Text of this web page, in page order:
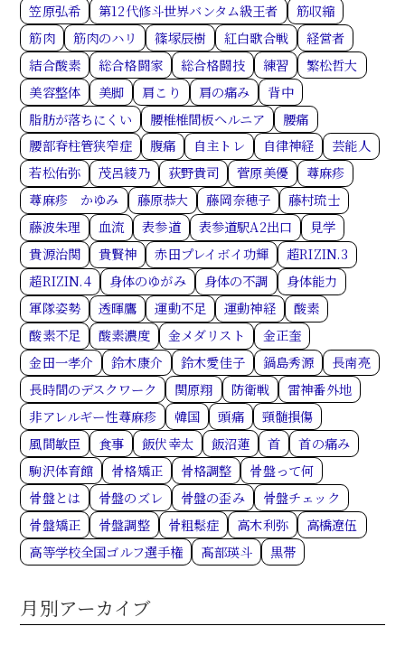
笠原弘希
第12代修斗世界バンタム級王者
筋収縮
筋肉
筋肉のハリ 篠塚辰樹 紅白歌合戦
経営者
結合酸素
総合格闘家 総合格闘技 練習
繁松哲大
美容整体
美脚 肩こり 肩の痛み
背中
脂肪が落ちにくい
腰椎椎間板ヘルニア
腰痛
腰部脊柱管狭窄症
腹痛 自主トレ 自律神経
芸能人
若松佑弥
茂呂綾乃 荻野貴司 菅原美優
蕁麻疹
蕁麻疹 かゆみ
藤原恭大 藤岡奈穂子
藤村琉士
藤波朱理
血流 表参道 表参道駅A2出口
見学
貴源治関
貴賢神 赤田プレイボイ功輝
超RIZIN.3
超RIZIN.4
身体のゆがみ 身体の不調
身体能力
軍隊姿勢
透暉鷹 運動不足 運動神経
酸素
酸素不足
酸素濃度 金メダリスト
金正奎
金田一孝介
鈴木康介 鈴木愛佳子 鍋島秀源
長南亮
長時間のデスクワーク
関原翔 防衛戦
雷神番外地
非アレルギー性蕁麻疹
韓国 頭痛
頸髄損傷
風間敏臣
食事 飯伏幸太 飯沼蓮 首
首の痛み
駒沢体育館
骨格矯正 骨格調整
骨盤って何
骨盤とは
骨盤のズレ 骨盤の歪み
骨盤チェック
骨盤矯正
骨盤調整 骨粗鬆症 高木利弥
高橋遼伍
高等学校全国ゴルフ選手権
髙部瑛斗 黒帯
月別アーカイブ